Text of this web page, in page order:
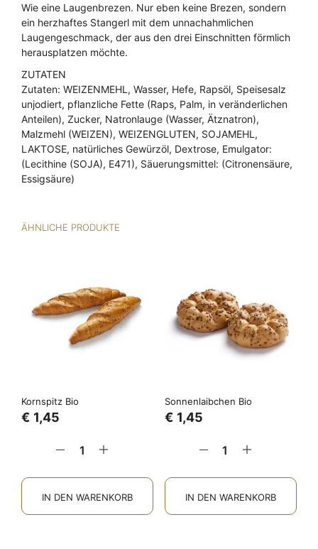
Wie eine Laugenbrezen. Nur eben keine Brezen, sondern
ein herzhaftes Stangerl mit dem unnachahmlichen
Laugengeschmack, der aus den drei Einschnitten förmlich
herausplatzen möchte.
ZUTATEN
Zutaten: WEIZENMEHL, Wasser, Hefe, Rapsöl, Speisesalz
unjodiert, pflanzliche Fette (Raps, Palm, in veränderlichen
Anteilen), Zucker, Natronlauge (Wasser, Ätznatron),
Malzmehl (WEIZEN), WEIZENGLUTEN, SOJAMEHL,
LAKTOSE, natürliches Gewürzöl, Dextrose, Emulgator:
(Lecithine (SOJA), E471), Säuerungsmittel: (Citronensäure,
Essigsäure)
ÄHNLICHE PRODUKTE
Kornspitz Bio
€ 1,45
IN DEN WARENKORB
Sonnenlaibchen Bio
€ 1,45
IN DEN WARENKORB